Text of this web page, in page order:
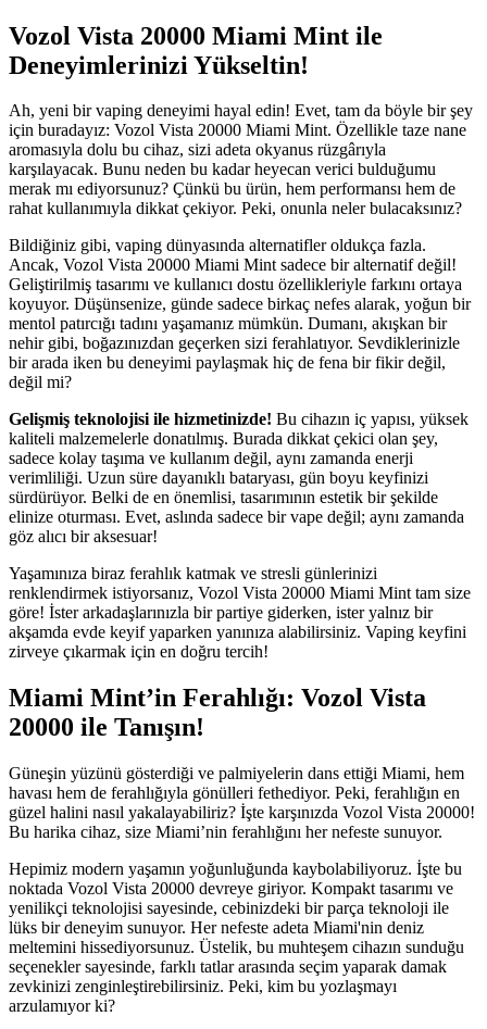
Vozol Vista 20000 Miami Mint ile
Deneyimlerinizi Yükseltin!
Ah, yeni bir vaping deneyimi hayal edin! Evet, tam da böyle bir şey
için buradayız: Vozol Vista 20000 Miami Mint. Özellikle taze nane
aromasıyla dolu bu cihaz, sizi adeta okyanus rüzgârıyla
karşılayacak. Bunu neden bu kadar heyecan verici bulduğumu
merak mı ediyorsunuz? Çünkü bu ürün, hem performansı hem de
rahat kullanımıyla dikkat çekiyor. Peki, onunla neler bulacaksınız?
Bildiğiniz gibi, vaping dünyasında alternatifler oldukça fazla.
Ancak, Vozol Vista 20000 Miami Mint sadece bir alternatif değil!
Geliştirilmiş tasarımı ve kullanıcı dostu özellikleriyle farkını ortaya
koyuyor. Düşünsenize, günde sadece birkaç nefes alarak, yoğun bir
mentol patırcığı tadını yaşamanız mümkün. Dumanı, akışkan bir
nehir gibi, boğazınızdan geçerken sizi ferahlatıyor. Sevdiklerinizle
bir arada iken bu deneyimi paylaşmak hiç de fena bir fikir değil,
değil mi?
Gelişmiş teknolojisi ile hizmetinizde! Bu cihazın iç yapısı, yüksek
kaliteli malzemelerle donatılmış. Burada dikkat çekici olan şey,
sadece kolay taşıma ve kullanım değil, aynı zamanda enerji
verimliliği. Uzun süre dayanıklı bataryası, gün boyu keyfinizi
sürdürüyor. Belki de en önemlisi, tasarımının estetik bir şekilde
elinize oturması. Evet, aslında sadece bir vape değil; aynı zamanda
göz alıcı bir aksesuar!
Yaşamınıza biraz ferahlık katmak ve stresli günlerinizi
renklendirmek istiyorsanız, Vozol Vista 20000 Miami Mint tam size
göre! İster arkadaşlarınızla bir partiye giderken, ister yalnız bir
akşamda evde keyif yaparken yanınıza alabilirsiniz. Vaping keyfini
zirveye çıkarmak için en doğru tercih!
Miami Mint’in Ferahlığı: Vozol Vista
20000 ile Tanışın!
Güneşin yüzünü gösterdiği ve palmiyelerin dans ettiği Miami, hem
havası hem de ferahlığıyla gönülleri fethediyor. Peki, ferahlığın en
güzel halini nasıl yakalayabiliriz? İşte karşınızda Vozol Vista 20000!
Bu harika cihaz, size Miami’nin ferahlığını her nefeste sunuyor.
Hepimiz modern yaşamın yoğunluğunda kaybolabiliyoruz. İşte bu
noktada Vozol Vista 20000 devreye giriyor. Kompakt tasarımı ve
yenilikçi teknolojisi sayesinde, cebinizdeki bir parça teknoloji ile
lüks bir deneyim sunuyor. Her nefeste adeta Miami'nin deniz
meltemini hissediyorsunuz. Üstelik, bu muhteşem cihazın sunduğu
seçenekler sayesinde, farklı tatlar arasında seçim yaparak damak
zevkinizi zenginleştirebilirsiniz. Peki, kim bu yozlaşmayı
arzulamıyor ki?